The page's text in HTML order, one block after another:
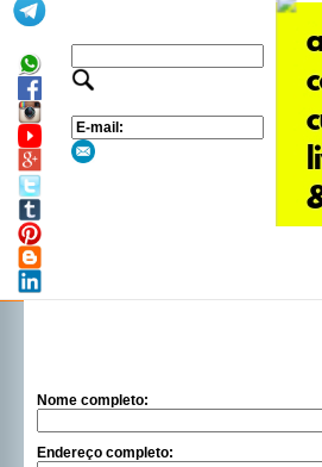
Nome completo:
Endereço completo: